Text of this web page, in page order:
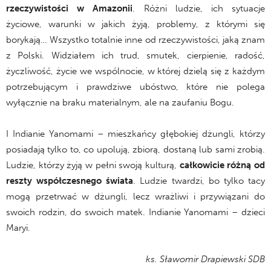
rzeczywistości w Amazonii. Różni ludzie, ich sytuacje
życiowe, warunki w jakich żyją, problemy, z którymi się
borykają… Wszystko totalnie inne od rzeczywistości, jaką znam
z Polski. Widziałem ich trud, smutek, cierpienie, radość,
życzliwość, życie we wspólnocie, w której dzielą się z każdym
potrzebującym i prawdziwe ubóstwo, które nie polega
wyłącznie na braku materialnym, ale na zaufaniu Bogu.
I Indianie Yanomami – mieszkańcy głębokiej dżungli, którzy
posiadają tylko to, co upolują, zbiorą, dostaną lub sami zrobią.
Ludzie, którzy żyją w pełni swoją kulturą, całkowicie różną od
reszty współczesnego świata. Ludzie twardzi, bo tylko tacy
mogą przetrwać w dżungli, lecz wrażliwi i przywiązani do
swoich rodzin, do swoich matek. Indianie Yanomami – dzieci
Maryi.
ks. Sławomir Drapiewski SDB